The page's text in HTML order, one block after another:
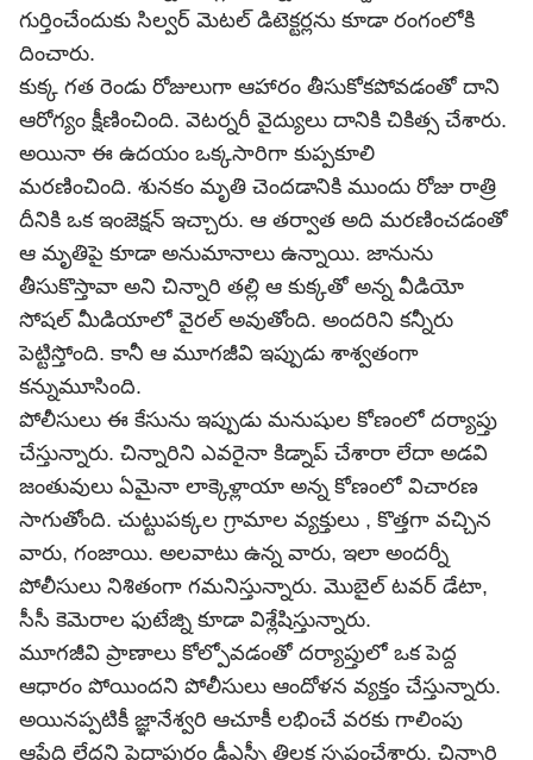
గుర్తించేందుకు సిల్వర్ మెటల్ డిటెక్టర్లను కూడా రంగంలోకి
దించారు.
కుక్క గత రెండు రోజులుగా ఆహారం తీసుకోకపోవడంతో దాని
ఆరోగ్యం క్షీణించింది. వెటర్నరీ వైద్యులు దానికి చికిత్స చేశారు.
అయినా ఈ ఉదయం ఒక్కసారిగా కుప్పకూలి
మరణించింది. శునకం మృతి చెందడానికి ముందు రోజు రాత్రి
దీనికి ఒక ఇంజెక్షన్ ఇచ్చారు. ఆ తర్వాత అది మరణించడంతో
ఆ మృతిపై కూడా అనుమానాలు ఉన్నాయి. జానును
తీసుకొస్తావా అని చిన్నారి తల్లి ఆ కుక్కతో అన్న వీడియో
సోషల్ మీడియాలో వైరల్ అవుతోంది. అందరిని కన్నీరు
పెట్టిస్తోంది. కానీ ఆ మూగజీవి ఇప్పుడు శాశ్వతంగా
కన్నుమూసింది.
పోలీసులు ఈ కేసును ఇప్పుడు మనుషుల కోణంలో దర్యాప్తు
చేస్తున్నారు. చిన్నారిని ఎవరైనా కిడ్నాప్ చేశారా లేదా అడవి
జంతువులు ఏమైనా లాక్కెళ్లాయా అన్న కోణంలో విచారణ
సాగుతోంది. చుట్టుపక్కల గ్రామాల వ్యక్తులు , కొత్తగా వచ్చిన
వారు, గంజాయి. అలవాటు ఉన్న వారు, ఇలా అందర్నీ
పోలీసులు నిశితంగా గమనిస్తున్నారు. మొబైల్‌ టవర్ డేటా,
సీసీ కెమెరాల ఫుటేజ్ని కూడా విశ్లేషిస్తున్నారు.
మూగజీవి ప్రాణాలు కోల్పోవడంతో దర్యాప్తులో ఒక పెద్ద
ఆధారం పోయిందని పోలీసులు ఆందోళన వ్యక్తం చేస్తున్నారు.
అయినప్పటికీ జ్ఞానేశ్వరి ఆచూకీ లభించే వరకు గాలింపు
ఆపేది లేదని పెద్దాపురం డీఎస్పీ తిలక స్పష్టంచేశారు. చిన్నారి